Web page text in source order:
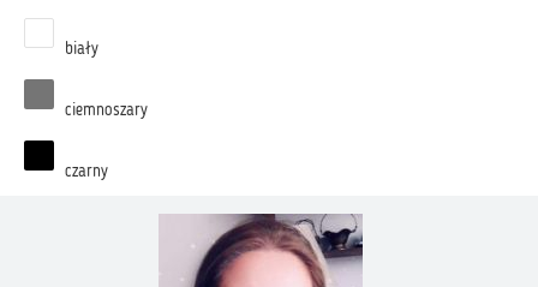
biały
ciemnoszary
czarny